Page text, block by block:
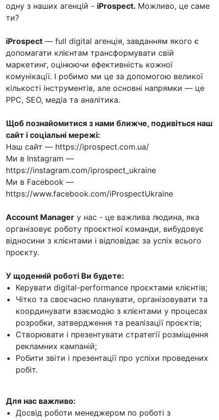
одну з наших агенцій - iProspect. Можливо, це саме
ти?
iProspect — full digital агенція, завданням якого є
допомагати клієнтам трансформувати свій
маркетинг, оцінюючи ефективність кожної
комунікації. І робимо ми це за допомогою великої
кількості інструментів, але основні напрямки — це
PPC, SEO, медіа та аналітика.
Щоб познайомитися з нами ближче, подивіться наш
сайт і соціальні мережі:
Наш сайт — https://iprospect.com.ua/
Ми в Instagram —
https://instagram.com/iprospect_ukraine
Ми в Facebook —
https://www.facebook.com/iProspectUkraine
Account Manager у нас - це важлива людина, яка
організовує роботу проєктної команди, вибудовує
відносини з клієнтами і відповідає за успіх всього
проєкту.
У щоденній роботі Ви будете:
Керувати digital-performance проєктами клієнтів;
Чітко та своєчасно планувати, організовувати та
координувати взаємодію з клієнтами у процесах
розробки, затвердження та реалізації проєктів;
Створювати і презентувати стратегії розміщення
рекламних кампаній;
Робити звіти і презентації про успіхи проведених
робіт.
Для нас важливо:
Досвід роботи менеджером по роботі з